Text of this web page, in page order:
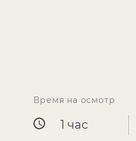
Время на осмотр
1 час